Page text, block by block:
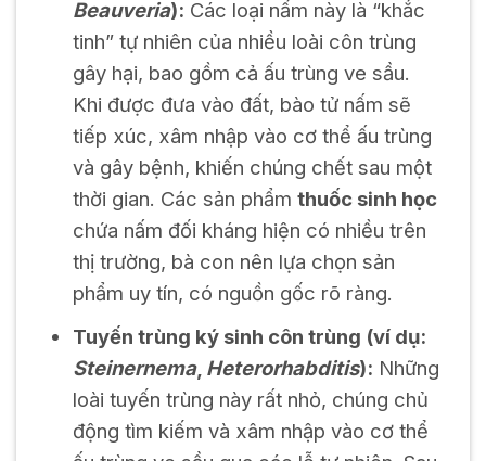
Beauveria): Các loại nấm này là “khắc
tinh” tự nhiên của nhiều loài côn trùng
gây hại, bao gồm cả ấu trùng ve sầu.
Khi được đưa vào đất, bào tử nấm sẽ
tiếp xúc, xâm nhập vào cơ thể ấu trùng
và gây bệnh, khiến chúng chết sau một
thời gian. Các sản phẩm thuốc sinh học
chứa nấm đối kháng hiện có nhiều trên
thị trường, bà con nên lựa chọn sản
phẩm uy tín, có nguồn gốc rõ ràng.
Tuyến trùng ký sinh côn trùng (ví dụ:
Steinernema, Heterorhabditis): Những
loài tuyến trùng này rất nhỏ, chúng chủ
động tìm kiếm và xâm nhập vào cơ thể